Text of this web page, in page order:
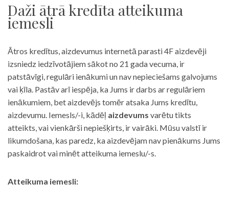
Daži ātrā kredīta atteikuma
iemesli
Ātros kredītus, aizdevumus internetā parasti 4F aizdevēji
izsniedz iedzīvotājiem sākot no 21 gada vecuma, ir
patstāvīgi, regulāri ienākumi un nav nepieciešams galvojums
vai ķīla. Pastāv arī iespēja, ka Jums ir darbs ar regulāriem
ienākumiem, bet aizdevējs tomēr atsaka Jums kredītu,
aizdevumu. Iemesls/-i, kādēļ aizdevums varētu tikts
atteikts, vai vienkārši nepiešķirts, ir vairāki. Mūsu valstī ir
likumdošana, kas paredz, ka aizdevējam nav pienākums Jums
paskaidrot vai minēt atteikuma iemeslu/-s.
Atteikuma iemesli: